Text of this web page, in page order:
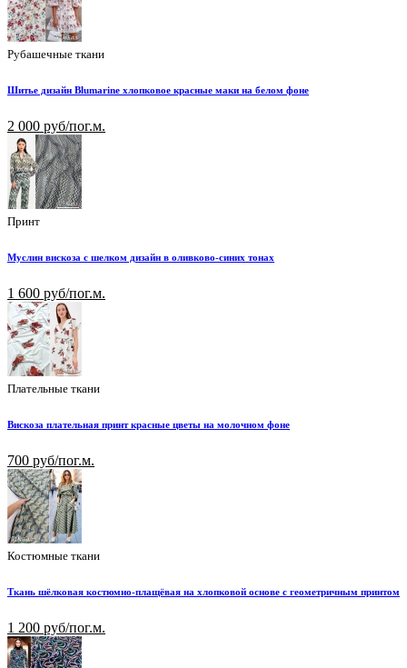
Рубашечные ткани
Шитье дизайн Blumarine хлопковое красные маки на белом фоне
2 000 руб/пог.м.
Принт
Муслин вискоза с шелком дизайн в оливково-синих тонах
1 600 руб/пог.м.
Плательные ткани
Вискоза плательная принт красные цветы на молочном фоне
700 руб/пог.м.
Костюмные ткани
Ткань шёлковая костюмно-плащёвая на хлопковой основе с геометричным принтом
1 200 руб/пог.м.